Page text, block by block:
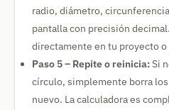
radio, diámetro,
pantalla con precisión
directamente en tu proyecto o
Paso 5 – Repite o reinicia:Si
círculo, simplemente borra
nuevo. La calculadora es